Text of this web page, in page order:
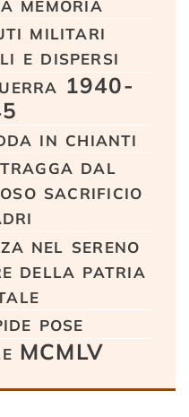
militari
e dispersi
1940-
in chianti
tragga dal
sacrificio
nel sereno
della patria
pose
MCMLV